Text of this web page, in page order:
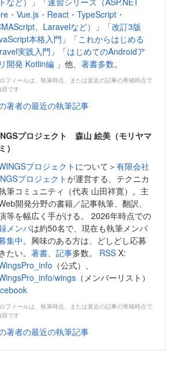
・Vue.js・React・TypeScript・
、Laravelなど）
」「改訂3版
本格入門 」「これからはじめる
実践入門 」「はじめてのAndroidア
開発 Kotlin編 」他、 著書多数。
フィールは、執筆時点、または直近の記事の寄稿時点で
容です
著者の最近の執筆記事
プロジェクト 森山 絵美（モリヤマ
）
プロジェクト について＞有限会社
プロジェクトが運営する、テクニカ
筆コミュニティ（代表 山田祥寛）。主
開発分野の書籍／記事執筆、翻訳、
等を幅広く手がける。 2026年時点での
メンバは約50名で、現在も執筆メンバ
集中。興味のある方は、どしどし応募
たい。 著書 記事多数。 RSS X:
（公式）、
wings （メンバーリスト）
フィールは、執筆時点、または直近の記事の寄稿時点で
容です
著者の最近の執筆記事